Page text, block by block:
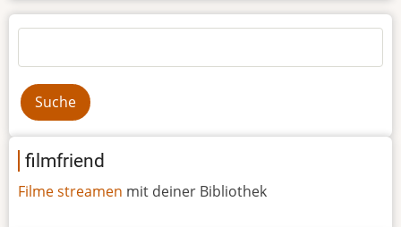
filmfriend
Filme streamen mit deiner Bibliothek